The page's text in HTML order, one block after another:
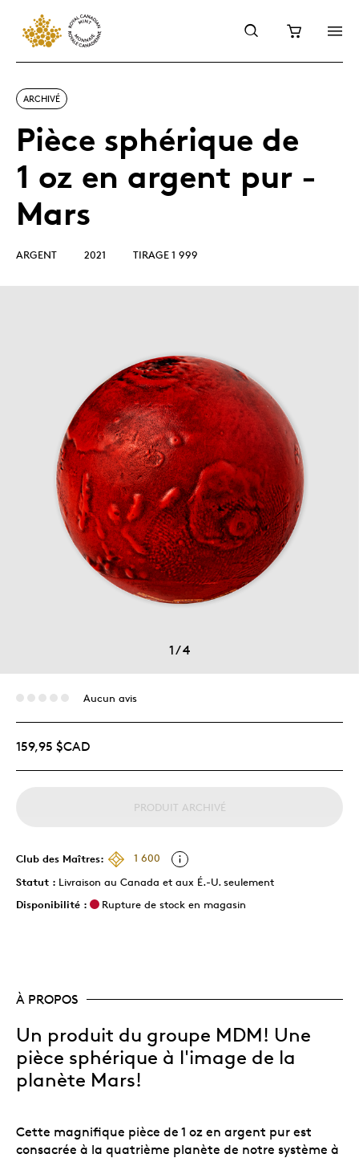
ARCHIVÉ
Pièce sphérique de
1 oz en argent pur -
Mars
ARGENT 2021 TIRAGE 1 999
1/4
Aucun avis
159,95 $CAD
PRODUIT ARCHIVÉ
Club des Maîtres:
1 600
Statut : Livraison au Canada et aux É.-U. seulement
Disponibilité :
Rupture de stock en magasin
À PROPOS
Un produit du groupe MDM! Une
pièce sphérique à l'image de la
planète Mars!
Cette magnifique pièce de 1 oz en argent pur est
consacrée à la quatrième planète de notre système à